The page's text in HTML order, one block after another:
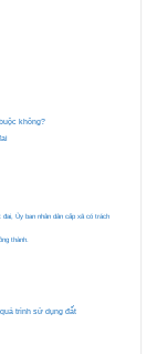
không?
Ủy ban nhân dân cấp xã có trách
thành.
trình sử dụng đất